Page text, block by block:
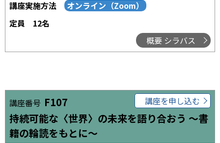
講座実施方法
定員
12名
概要 シラバス
講座番号 F107
持続可能な〈世界〉の未来を語り合おう ～書
籍の輪読をもとに～
講座を申し込む